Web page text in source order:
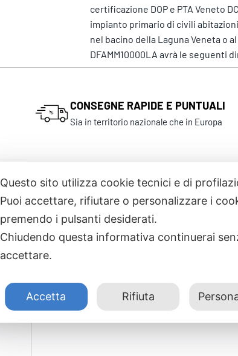
certificazione DOP e PTA Veneto
impianto primario di civili
nel bacino della Laguna Veneta o
DFAMM10000LA avrà le seguenti
CONSEGNE RAPIDE E PUNTUALI
Sia in territorio nazionale che in Europa
Prodotti correlati
Questo sito utilizza cookie tecnici e di
Puoi accettare, rifiutare o personalizzare i
premendo i pulsanti desiderati.
Chiudendo questa informativa continuerai
accettare.
Accetta Rifiuta